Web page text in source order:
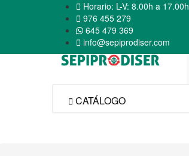
 Horario: L-V: 8.00h a 17.00h
 976 455 279
645 479 369
 info@sepiprodiser.com
 CATÁLOGO